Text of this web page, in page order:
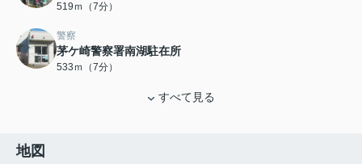
519ｍ（7分）
警察
茅ケ崎警察署南湖駐在所
533ｍ（7分）
すべて見る
地図